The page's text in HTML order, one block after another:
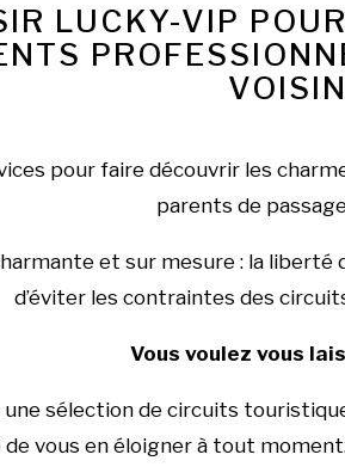
LUCKY-VIP
pour faire découvrir les
parents de
et sur mesure : la
d’éviter les contraintes des
Vous voulez vous
sélection de circuits
vous en éloigner à tout